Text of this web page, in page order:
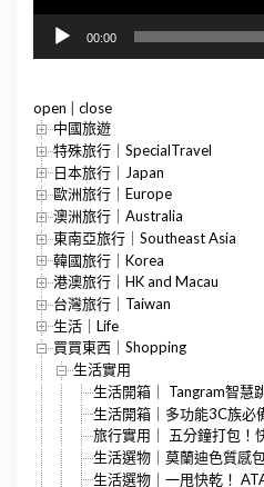
00:00
open
close
中國旅遊
特殊旅行｜SpecialTravel
日本旅行｜Japan
歐洲旅行｜Europe
澳洲旅行｜Australia
東南亞旅行｜Southeast Asia
韓國旅行｜Korea
港澳旅行｜HK and Macau
台灣旅行｜Taiwan
生活｜Life
買買東西｜Shopping
生活實用
生活開箱｜ Tangram智慧
生活開箱｜多功能3C族必
旅行實用｜ 五分鐘打包！
生活選物｜莫蘭迪色質感
生活選物｜一甩快乾！